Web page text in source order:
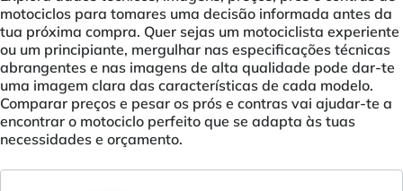
motociclos para tomares uma decisão informada antes da
tua próxima compra. Quer sejas um motociclista experiente
ou um principiante, mergulhar nas especificações técnicas
abrangentes e nas imagens de alta qualidade pode dar-te
uma imagem clara das características de cada modelo.
Comparar preços e pesar os prós e contras vai ajudar-te a
encontrar o motociclo perfeito que se adapta às tuas
necessidades e orçamento.